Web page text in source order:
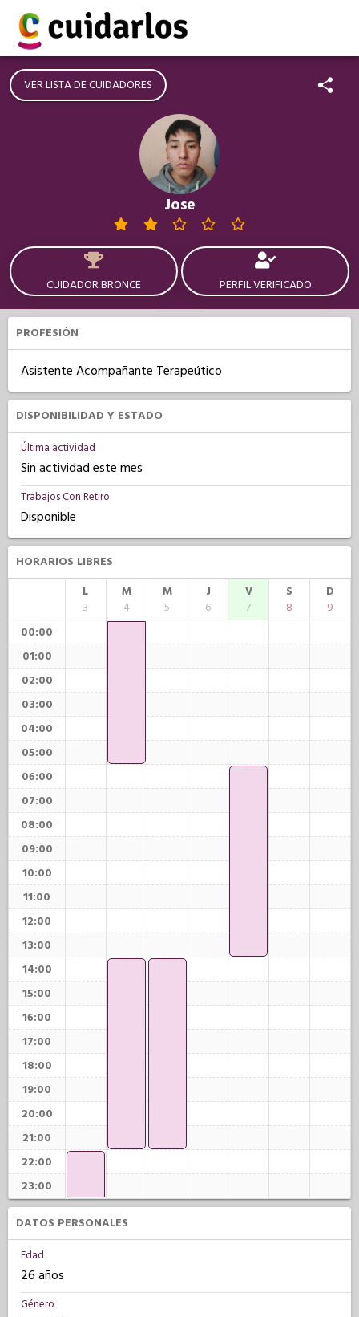
VER LISTA DE CUIDADORES
Jose
CUIDADOR BRONCE PERFIL VERIFICADO
PROFESIÓN
Asistente Acompañante Terapeútico
DISPONIBILIDAD Y ESTADO
Última actividad
Sin actividad este mes
Trabajos Con Retiro
Disponible
HORARIOS LIBRES
L
3
M
4
M
5
J
6
V
7
S
8
D
9
00:00
01:00
02:00
03:00
04:00
05:00
06:00
07:00
08:00
09:00
10:00
11:00
12:00
13:00
14:00
15:00
16:00
17:00
18:00
19:00
20:00
21:00
22:00
23:00
DATOS PERSONALES
Edad
26 años
Género